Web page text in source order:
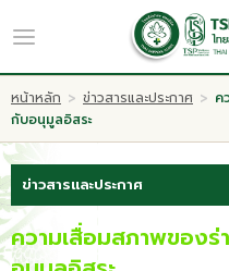
Log in
หน้าหลัก
เกี่ยวกับเรา
หน้าหลัก > ข่าวสารและประกาศ > ค
กับอนุมูลอิสระ
ข่าวสารและประกาศ
ความเสื่อมสภาพของร่